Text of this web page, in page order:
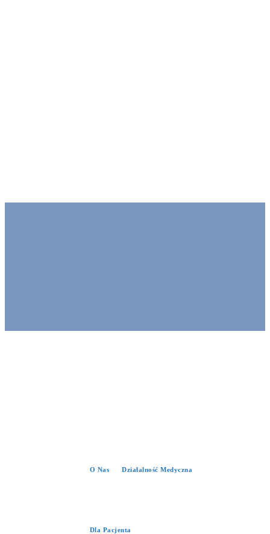
O Nas Działalność Medyczna
Dla Pacjenta